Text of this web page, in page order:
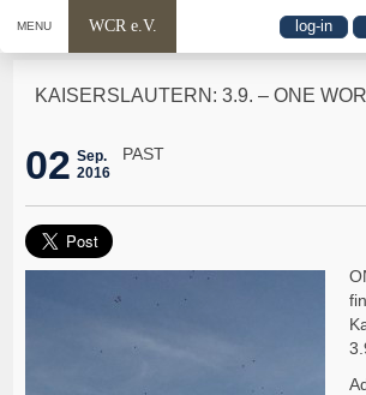
MENU WCR e.V. log-in
KAISERSLAUTERN: 3.9. – ONE
02 Sep.
2016
PAST